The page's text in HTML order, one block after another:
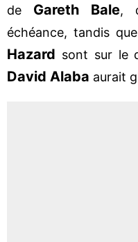
de Gareth Bale,
échéance, tandis que
Hazard sont sur le
David Alaba aurait